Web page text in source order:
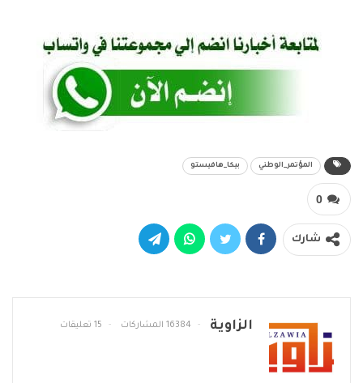
المؤتمر_الوطني بيكا_هافيستو
0
شارك
الزاوية 16384 المشاركات 15 تعليقات